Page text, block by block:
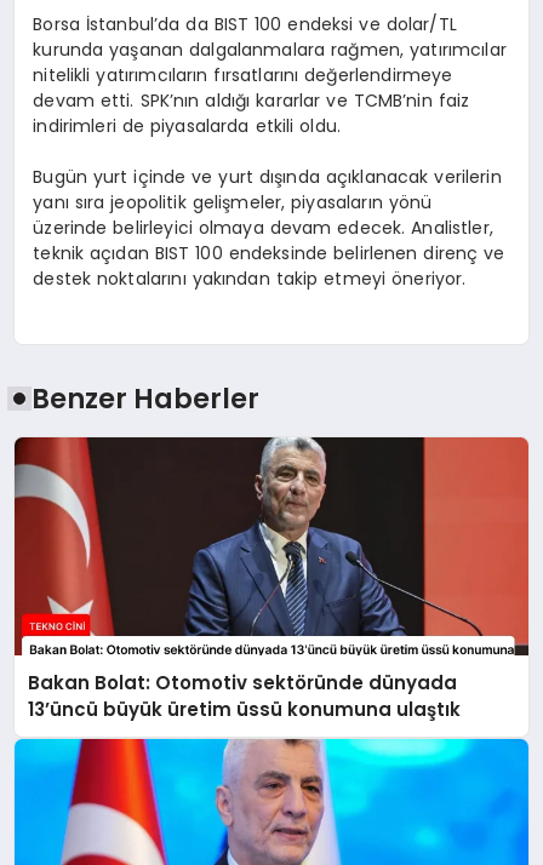
Borsa İstanbul’da da BIST 100 endeksi ve dolar/TL
kurunda yaşanan dalgalanmalara rağmen, yatırımcılar
nitelikli yatırımcıların fırsatlarını değerlendirmeye
devam etti. SPK’nın aldığı kararlar ve TCMB’nin faiz
indirimleri de piyasalarda etkili oldu.
Bugün yurt içinde ve yurt dışında açıklanacak verilerin
yanı sıra jeopolitik gelişmeler, piyasaların yönü
üzerinde belirleyici olmaya devam edecek. Analistler,
teknik açıdan BIST 100 endeksinde belirlenen direnç ve
destek noktalarını yakından takip etmeyi öneriyor.
Benzer Haberler
Bakan Bolat: Otomotiv sektöründe dünyada
13’üncü büyük üretim üssü konumuna ulaştık